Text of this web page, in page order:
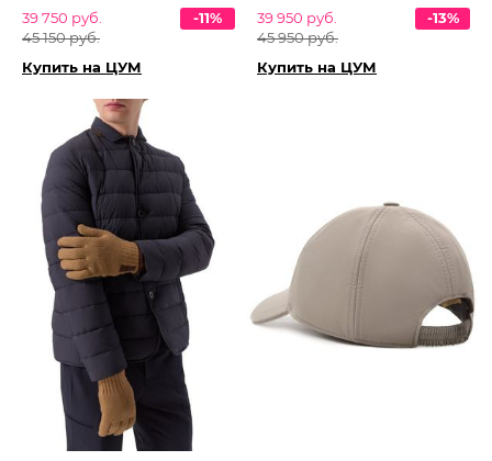
39 750 руб.
45 150 руб.
-11%
Купить на ЦУМ
39 950 руб.
45 950 руб.
-13%
Купить на ЦУМ